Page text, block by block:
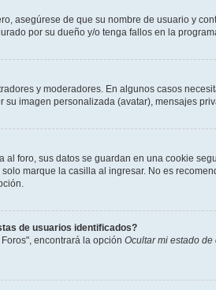
asegúrese de que su nombre de usuario y
por su dueño y/o tenga fallos en la
y moderadores. En algunos casos
imagen personalizada (avatar), mensajes
al foro, sus datos se guardan en una cookie
marque la casilla al ingresar. No es
de usuarios identificados?
encontrará la opción Ocultar mi estado de